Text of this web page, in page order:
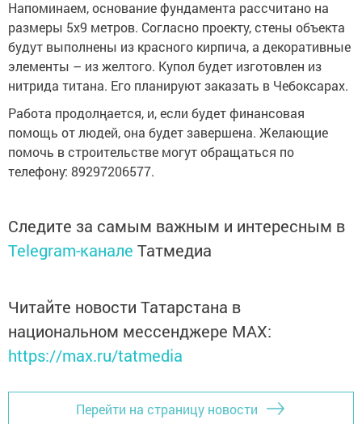
Напоминаем, основание фундамента рассчитано на
размеры 5х9 метров. Согласно проекту, стены объекта
будут выполнены из красного кирпича, а декоративные
элементы – из желтого. Купол будет изготовлен из
нитрида титана. Его планируют заказать в Чебоксарах.
Работа продолңается, и, если будет финансовая
помощь от людей, она будет завершена. Желающие
помочь в строительстве могут обращаться по
телефону: 89297206577.
Следите за самым важным и интересным в
Telegram-канале Татмедиа
Читайте новости Татарстана в
национальном мессенджере MАХ:
https://max.ru/tatmedia
Перейти на страницу новости